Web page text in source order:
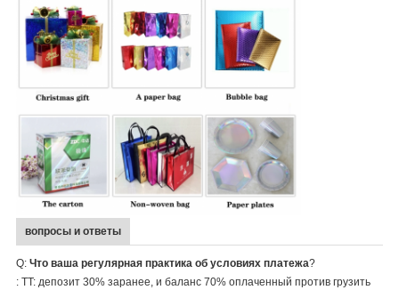
вопросы и ответы
Q: Что ваша регулярная практика об условиях платежа?
: TT: депозит 30% заранее, и баланс 70% оплаченный против грузить